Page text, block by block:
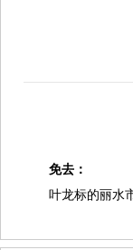
免去：
叶龙标的丽水